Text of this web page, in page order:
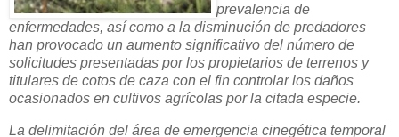
prevalencia de
enfermedades, así como a la disminución de predadores
han provocado un aumento significativo del número de
solicitudes presentadas por los propietarios de terrenos y
titulares de cotos de caza con el fin controlar los daños
ocasionados en cultivos agrícolas por la citada especie.
La delimitación del área de emergencia cinegética temporal